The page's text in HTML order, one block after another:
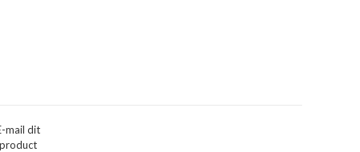
mail dit
product